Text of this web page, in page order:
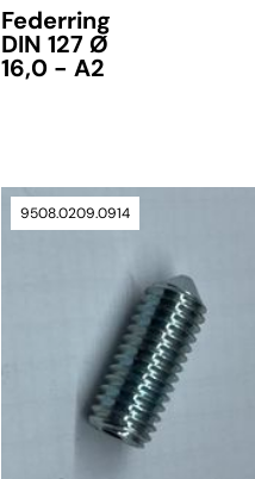
Federring
DIN 127 Ø
16,0 - A2
9508.0209.0914